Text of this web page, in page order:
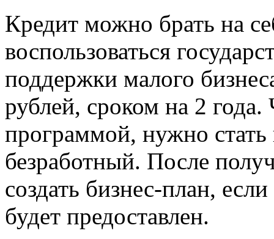
Кредит можно брать на
воспользоваться
поддержки малого
рублей, сроком на 2 года.
программой, нужно стать
безработный. После
создать бизнес-план,
будет предоставлен.